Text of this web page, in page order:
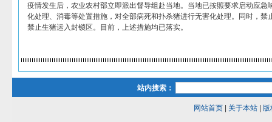
疫情发生后，农业农村部立即派出督导组赴当地。当地已按照要求启动应急
化处理、消毒等处置措施，对全部病死和扑杀猪进行无害化处理。同时，禁
禁止生猪运入封锁区。目前，上述措施均已落实。
站内搜索：
网站首页| 关于本站| 版